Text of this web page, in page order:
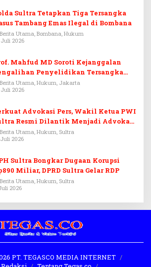
Sultra Tetapkan Tiga Tersangka
Tambang Emas Ilegal di Bombana
Utama, Bombana, Hukum
Juli 2026
Mahfud MD Soroti Kejanggalan
Penyelidikan Tersangka
Adriansyah
Utama, Hukum, Jakarta
2026
Advokasi Pers, Wakil Ketua PWI
Resmi Dilantik Menjadi Advokat
Utama, Hukum, Sultra
2026
Sultra Bongkar Dugaan Korupsi
Miliar, DPRD Sultra Gelar RDP
Utama, Hukum, Sultra
2026
PT. TEGASCO MEDIA INTERNET